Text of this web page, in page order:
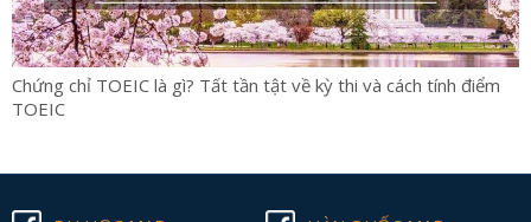
Chứng chỉ TOEIC là gì? Tất tần tật về kỳ thi và cách tính điểm
TOEIC